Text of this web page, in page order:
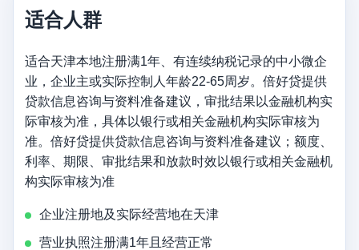
适合人群
适合天津本地注册满1年、有连续纳税记录的中小微企
业，企业主或实际控制人年龄22-65周岁。倍好贷提供
贷款信息咨询与资料准备建议，审批结果以金融机构实
际审核为准，具体以银行或相关金融机构实际审核为
准。倍好贷提供贷款信息咨询与资料准备建议；额度、
利率、期限、审批结果和放款时效以银行或相关金融机
构实际审核为准
企业注册地及实际经营地在天津
营业执照注册满1年且经营正常